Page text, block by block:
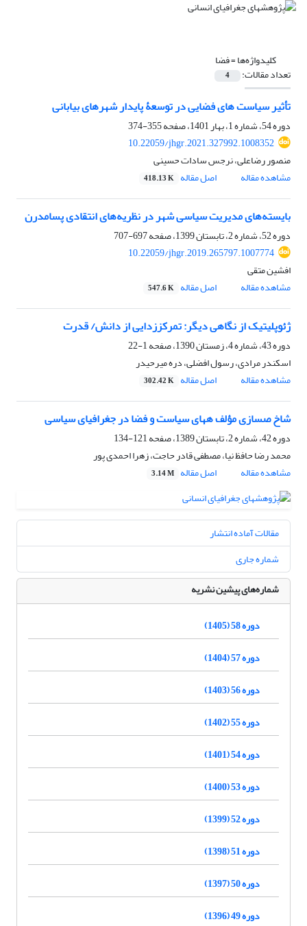
کلیدواژه‌ها =فضا
تعداد مقالات: 4
تأثیر سیاست های فضایی در توسعۀ پایدار شهرهای بیابانی
دوره 54، شماره 1، بهار 1401، صفحه
355-374
10.22059/jhgr.2021.327992.1008352
منصور رضاعلی، نرجس سادات حسینی
مشاهده مقاله
اصل مقاله 418.13 K
بایسته‌های مدیریت سیاسی شهر در نظریه‌های انتقادی پسامدرن
دوره 52، شماره 2، تابستان 1399، صفحه
697-707
10.22059/jhgr.2019.265797.1007774
افشین متقی
مشاهده مقاله
اصل مقاله 547.6 K
ژئوپلیتیک از نگاهی دیگر: تمرکززدایی از دانش/ قدرت
دوره 43، شماره 4، زمستان 1390، صفحه
1-22
اسکندر مرادی، رسول افضلی، دره میرحیدر
مشاهده مقاله
اصل مقاله 302.42 K
شاخ صسازی مؤلف ههای سیاست و فضا در جغرافیای سیاسی
دوره 42، شماره 2، تابستان 1389، صفحه
121-134
محمد رضا حافظ نیا، مصطفی قادر حاجت، زهرا احمدی پور
مشاهده مقاله
اصل مقاله 3.14 M
مقالات آماده انتشار
شماره جاری
شماره‌های پیشین نشریه
دوره 58 (1405)
دوره 57 (1404)
دوره 56 (1403)
دوره 55 (1402)
دوره 54 (1401)
دوره 53 (1400)
دوره 52 (1399)
دوره 51 (1398)
دوره 50 (1397)
دوره 49 (1396)